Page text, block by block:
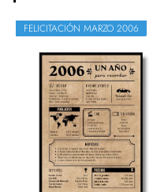
FELICITACIÓN MARZO 2006